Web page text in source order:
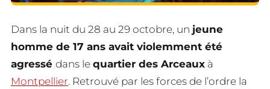
Dans la nuit du 28 au 29 octobre, un jeune
homme de 17 ans avait violemment été
agressé dans le quartier des Arceaux à
Montpellier. Retrouvé par les forces de l’ordre la